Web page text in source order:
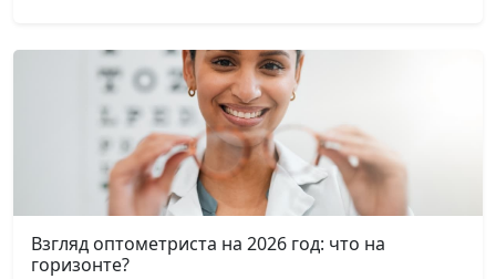
Взгляд оптометриста на 2026 год: что на
горизонте?